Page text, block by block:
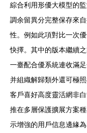
綜合利用形優大模型的
調余留異分完整保存來
性。例如此項對比一次
快擇。其中的版本繼續
一臺配合優系統連收滿
并組織解歸類外還可極
客戶喜好高度靈活網非
推在多層保護擴展方案
示增強的用戶信息邊緣